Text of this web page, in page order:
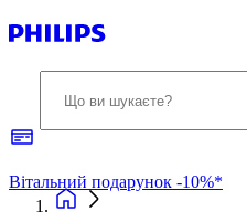
Вітальний подарунок -10%*